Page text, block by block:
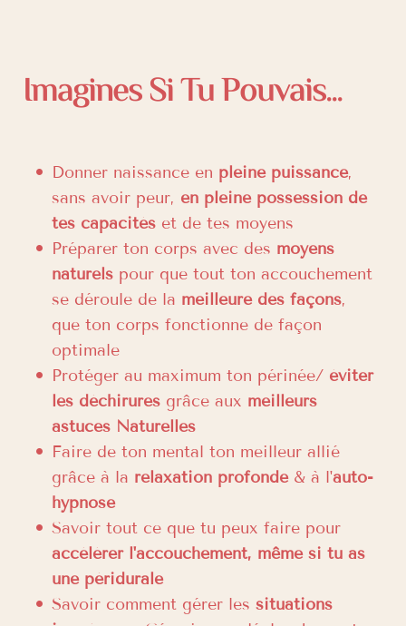
Imagines Si Tu Pouvais...
Donner naissance en pleine puissance,
sans avoir peur, en pleine possession de
tes capacités et de tes moyens
Préparer ton corps avec des moyens
naturels pour que tout ton accouchement
se déroule de la meilleure des façons,
que ton corps fonctionne de façon
optimale
Protéger au maximum ton périnée/ éviter
les déchirures grâce aux meilleurs
astuces Naturelles
Faire de ton mental ton meilleur allié
grâce à la relaxation profonde& à l'auto-
hypnose
Savoir tout ce que tu peux faire pour
accélérer l'accouchement, même si tu as
une péridurale
Savoir comment gérer les situations